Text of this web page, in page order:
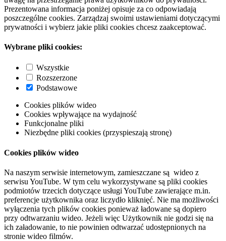
Prezentowana informacja poniżej opisuje za co odpowiadają
poszczególne cookies. Zarządzaj swoimi ustawieniami dotyczącymi
prywatności i wybierz jakie pliki cookies chcesz zaakceptować.
Wybrane pliki cookies:
Wszystkie
Rozszerzone
Podstawowe
Cookies plików wideo
Cookies wpływające na wydajność
Funkcjonalne pliki
Niezbędne pliki cookies (przyspieszają stronę)
Cookies plików wideo
Na naszym serwisie internetowym, zamieszczane są wideo z
serwisu YouTube. W tym celu wykorzystywane są pliki cookies
podmiotów trzecich dotyczące usługi YouTube zawierające m.in.
preferencje użytkownika oraz liczydło kliknięć. Nie ma możliwości
wyłączenia tych plików cookies ponieważ ładowane są dopiero
przy odtwarzaniu wideo. Jeżeli więc Użytkownik nie godzi się na
ich załadowanie, to nie powinien odtwarzać udostępnionych na
stronie wideo filmów.